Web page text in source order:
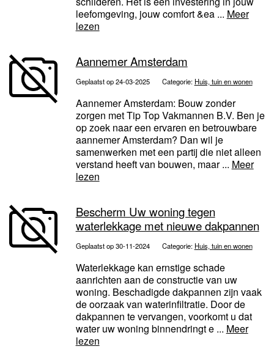
leefomgeving, jouw comfort &ea ... Meer
lezen
Aannemer Amsterdam
Geplaatst op 24-03-2025 Categorie: Huis, tuin en wonen
Aannemer Amsterdam: Bouw zonder
zorgen met Tip Top Vakmannen B.V. Ben je
op zoek naar een ervaren en betrouwbare
aannemer Amsterdam? Dan wil je
samenwerken met een partij die niet alleen
verstand heeft van bouwen, maar ... Meer
lezen
Bescherm Uw woning tegen
waterlekkage met nieuwe dakpannen
Geplaatst op 30-11-2024 Categorie: Huis, tuin en wonen
Waterlekkage kan ernstige schade
aanrichten aan de constructie van uw
woning. Beschadigde dakpannen zijn vaak
de oorzaak van waterinfiltratie. Door de
dakpannen te vervangen, voorkomt u dat
water uw woning binnendringt e ... Meer
lezen